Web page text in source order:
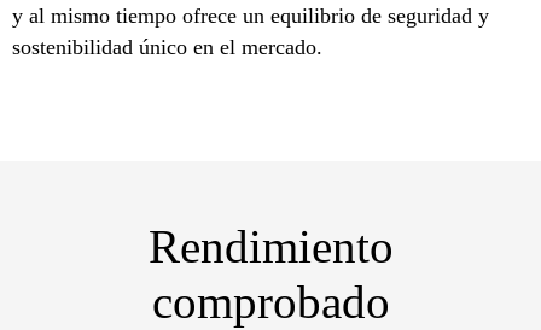
y al mismo tiempo ofrece un equilibrio de seguridad y
sostenibilidad único en el mercado.
Rendimiento
comprobado